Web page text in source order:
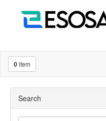
0item
Search